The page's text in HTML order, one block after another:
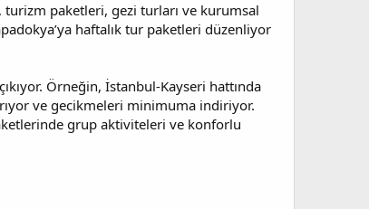
turizm paketleri, gezi turları ve kurumsal
haftalık tur paketleri düzenliyor
Örneğin, İstanbul-Kayseri hattında
ve gecikmeleri minimuma indiriyor.
grup aktiviteleri ve konforlu